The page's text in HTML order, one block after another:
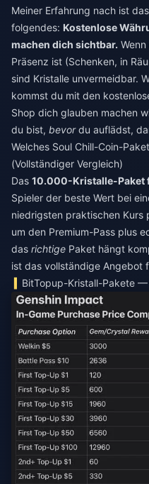
Meiner Erfahrung nach ist
folgendes: Kostenlose
machen dich sichtbar.
Präsenz ist (Schenken, in
sind Kristalle unvermeidbar.
kommst du mit den
Shop dich glauben machen
du bist, bevordu auflädst,
Welches Soul Chill-Coin-
(Vollständiger Vergleich)
Das 10.000-Kristalle-Paket
Spieler der beste Wert bei
niedrigsten praktischen Kurs
um den Premium-Pass plus
das richtige Paket hängt
ist das vollständige Angebot
BitTopup-Kristall-Pakete